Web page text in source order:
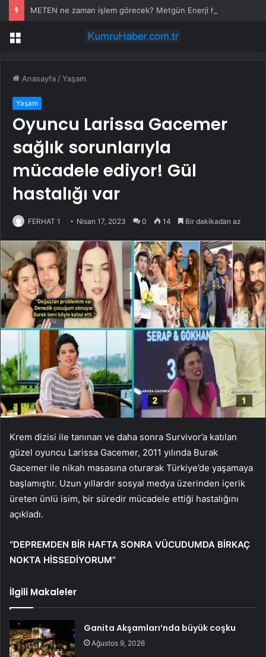
Menü
Anasayfa /Yaşam
Yaşam
Oyuncu Larissa Gacemer
sağlık sorunlarıyla
mücadele ediyor! Gül
hastalığı var
FERHAT 1 Nisan 17, 2023 0 14 Bir dakikadan az
Krem dizisi ile tanınan ve daha sonra Survivor’a katılan
güzel oyuncu Larissa Gacemer, 2011 yılında Burak
Gacemer ile nikah masasına oturarak Türkiye’de yaşamaya
başlamıştır. Uzun yıllardır sosyal medya üzerinden içerik
üreten ünlü isim, bir süredir mücadele ettiği hastalığını
açıkladı.
“DEPREMDEN BİR HAFTA SONRA VÜCUDUMDA BİRKAÇ
NOKTA HİSSEDİYORUM”
İlgili Makaleler
Ganita Akşamları’nda büyük coşku
Ağustos 9, 2026